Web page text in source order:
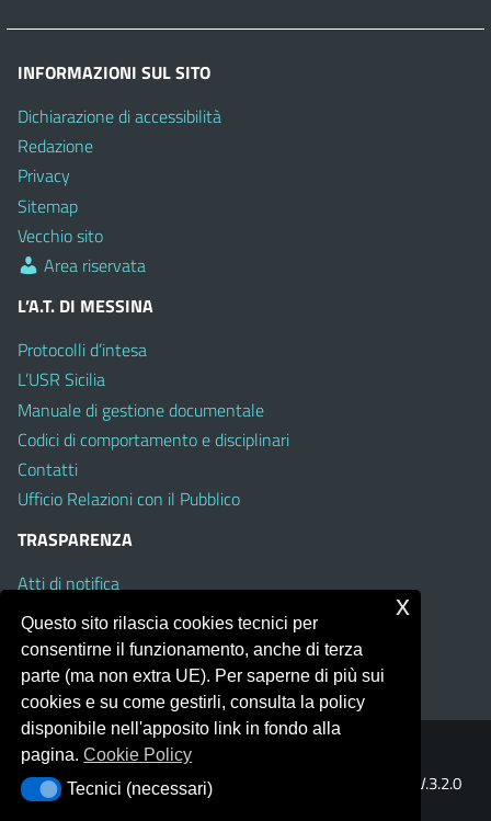
INFORMAZIONI SUL SITO
Dichiarazione di accessibilità
Redazione
Privacy
Sitemap
Vecchio sito
Area riservata
L’A.T. DI MESSINA
Protocolli d’intesa
L’USR Sicilia
Manuale di gestione documentale
Codici di comportamento e disciplinari
Contatti
Ufficio Relazioni con il Pubblico
TRASPARENZA
Atti di notifica
Albo on line
Amministrazione Trasparente
Obiettivi di Accessibilità
Portale realizzato con la piattaforma
Template Italia configurato sul tema accessibile
V.3.2.0
(Mizar)
Questo sito rilascia cookies tecnici per
consentirne il funzionamento, anche di terza
parte (ma non extra UE). Per saperne di più sui
cookies e su come gestirli, consulta la policy
disponibile nell'apposito link in fondo alla
pagina.Cookie Policy
Tecnici (necessari)
Tecnici (necessari)
x